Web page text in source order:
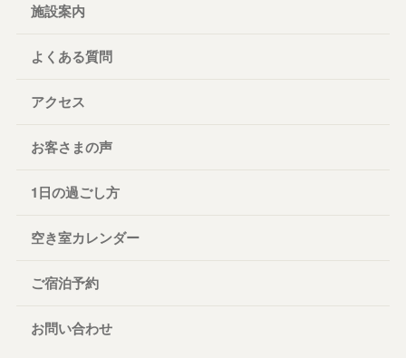
施設案内
よくある質問
アクセス
お客さまの声
1日の過ごし方
空き室カレンダー
ご宿泊予約
お問い合わせ